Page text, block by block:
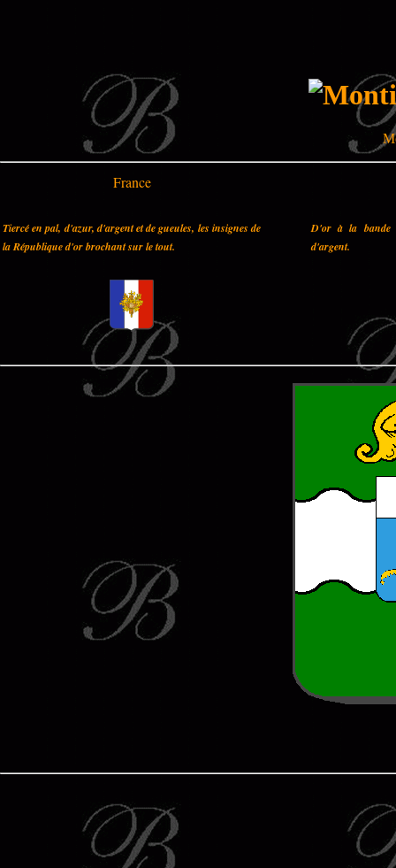
France
Tiercé en pal, d'azur, d'argent et de gueules, les insignes de
la République d'or brochant sur le tout.
D'or à la bande
d'argent.